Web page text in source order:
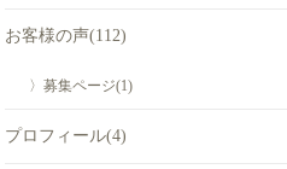
お客様の声(112)
〉募集ページ(1)
プロフィール(4)